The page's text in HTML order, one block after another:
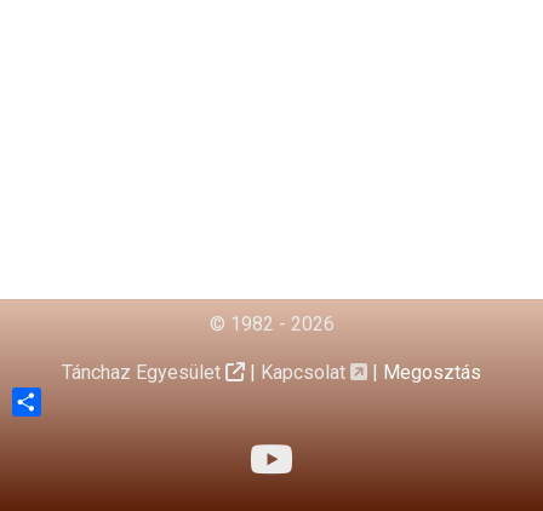
© 1982 - 2026
Tánchaz Egyesület | Kapcsolat | Megosztás